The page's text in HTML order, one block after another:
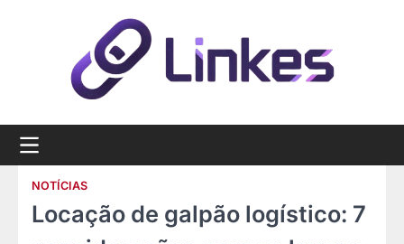
NOTÍCIAS
Locação de galpão logístico: 7